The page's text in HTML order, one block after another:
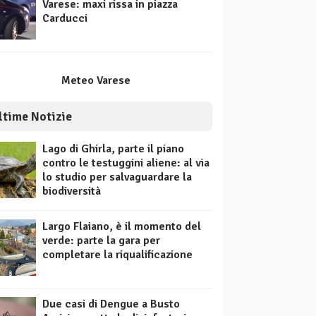
Varese: maxi rissa in piazza
Carducci
Meteo Varese
Notizie
Lago di Ghirla, parte il piano
contro le testuggini aliene: al via
lo studio per salvaguardare la
biodiversità
Largo Flaiano, è il momento del
verde: parte la gara per
completare la riqualificazione
Due casi di Dengue a Busto